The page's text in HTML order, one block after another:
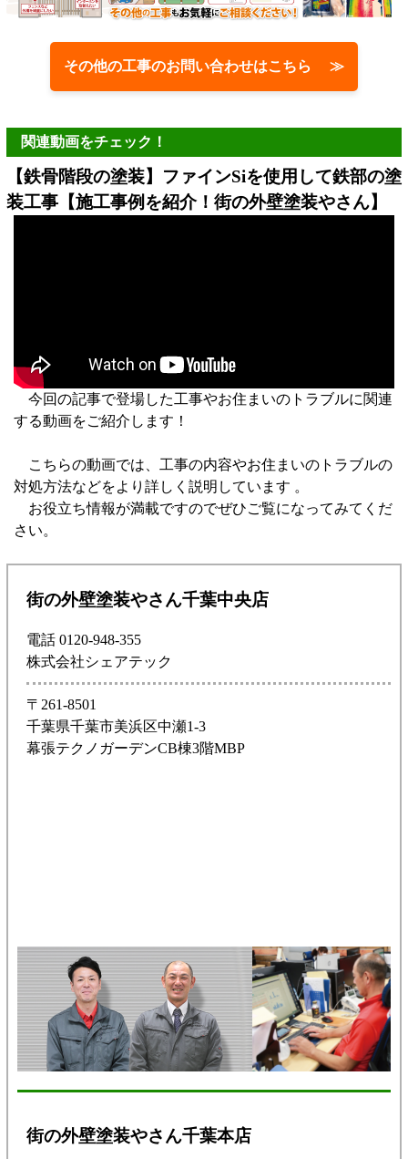
その他の工事のお問い合わせはこちら ≫
関連動画をチェック！
【鉄骨階段の塗装】ファインSiを使用して鉄部の塗
装工事【施工事例を紹介！街の外壁塗装やさん】
今回の記事で登場した工事やお住まいのトラブルに関連
する動画をご紹介します！
こちらの動画では、工事の内容やお住まいのトラブルの
対処方法などをより詳しく説明しています 。
お役立ち情報が満載ですのでぜひご覧になってみてくだ
さい。
街の外壁塗装やさん千葉中央店
電話 0120-948-355
株式会社シェアテック
〒261-8501
千葉県千葉市美浜区中瀬1-3
幕張テクノガーデンCB棟3階MBP
街の外壁塗装やさん千葉本店